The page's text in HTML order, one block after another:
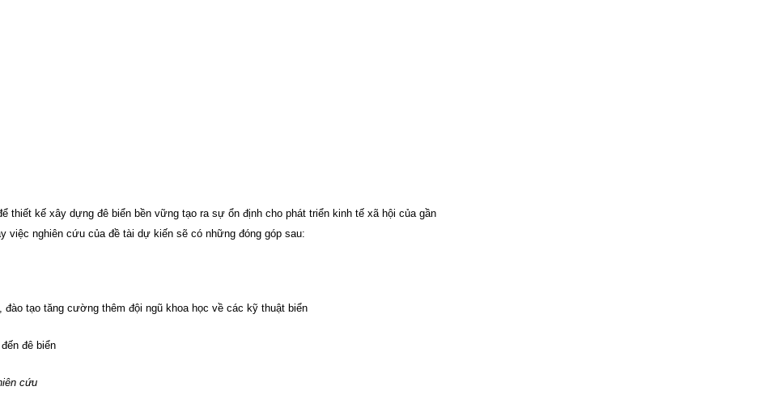
thiết kế xây dựng đê biển bền vững tạo ra sự ổn định cho phát triển kinh tế xã hội của gần
việc nghiên cứu của đề tài dự kiến sẽ có những đóng góp sau:
tạo tăng cường thêm đội ngũ khoa học về các kỹ thuật biển
đê biển
cứu